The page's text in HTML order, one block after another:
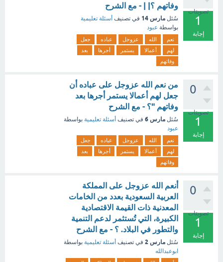
تصويتات
1
إجابة
وفاتهم ؟| | - مع الشرح
سُئل مارس 14 في تصنيف أسئلة تعليمية
بواسطة عبود
نعم الله عزوجل عباده
جعل
لهم
أعمالا يستمر أجرها
بعد
وفاتهم
0
تصويتات
1
إجابة
من نعم الله عزوجل على عباده أن
جعل لهم أعمالا يستمر أجرها بعد
وفاتهم "؟ - مع الشرح
سُئل مارس 6 في تصنيف أسئلة تعليمية بواسطة
عبود
نعم الله عزوجل عباده
جعل
لهم
أعمالا يستمر أجرها
بعد
وفاتهم
0
تصويتات
1
إجابة
أنعم الله عزوجل على المملكة
العربية السعودية بعدد من الخامات
المعدنية ذات القيمة الاقتصادية
الكبيرة، التي تُستثمر لدعم التنمية
والتطور في البلاد. ؟ - مع الشرح
سُئل مارس 2 في تصنيف أسئلة تعليمية بواسطة
ابوعبدالله